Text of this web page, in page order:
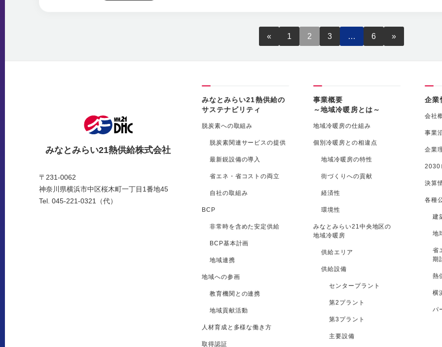
« 1 2 3 … 6 »
みなとみらい21熱供給株式会社
〒231-0062
神奈川県横浜市中区桜木町一丁目1番地45
Tel. 045-221-0321（代）
みなとみらい21熱供給の
サステナビリティ
脱炭素への取組み
脱炭素関連サービスの提供
最新鋭設備の導入
省エネ・省コストの両立
自社の取組み
BCP
非常時を含めた安定供給
BCP基本計画
地域連携
地域への参画
教育機関との連携
地域貢献活動
人材育成と多様な働き方
取得認証
事業概要
～地域冷暖房とは～
地域冷暖房の仕組み
個別冷暖房との相違点
地域冷暖房の特性
街づくりへの貢献
経済性
環境性
みなとみらい21中央地区の
地域冷暖房
供給エリア
供給設備
センタープラント
第2プラント
第3プラント
主要設備
企業
会社
事業
企業
2030
決算
各種
建
地
省
期
熱
横
パ